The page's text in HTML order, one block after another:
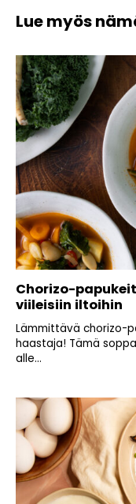
Lue myös
Chorizo-
viileisiin iltoihin
Lämmittävä chorizo-
haastaja! Tämä
alle...